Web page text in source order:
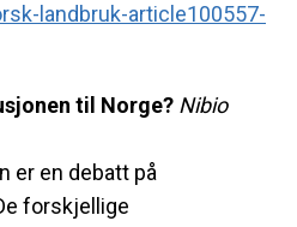
landbruk-article100557-
til Norge? Nibio
er en debatt på
forskjellige